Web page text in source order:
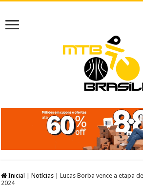
Inicial Notícias
Lucas Borba vence a etapa
2024